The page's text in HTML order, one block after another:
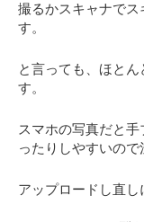
撮るかスキャナで
す。
と言っても、ほと
す。
スマホの写真だと
ったりしやすいので
アップロードし直し